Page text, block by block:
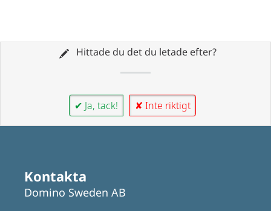
Hittade du det du letade efter?
✔ Ja, tack! ✘ Inte riktigt
Kontakta
Domino Sweden AB